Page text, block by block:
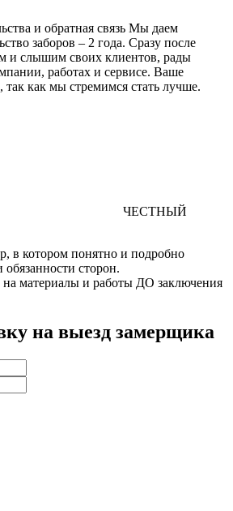
и обратная связь Мы даем
заборов – 2 года. Сразу после
и слышим своих клиентов, рады
работах и сервисе. Ваше
как мы стремимся стать лучше.
ЧЕСТНЫЙ
, в котором понятно и подробно
сторон.
на материалы и работы ДО заключения
на выезд замерщика